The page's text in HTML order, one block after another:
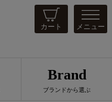
カート メニュー
Brand
ブランドから選ぶ